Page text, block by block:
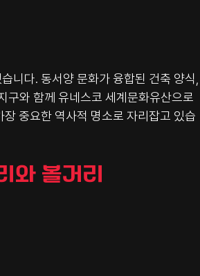
니다. 동서양 문화가 융합된 건축 양식,
구와 함께 유네스코 세계문화유산으로
중요한 역사적 명소로 자리잡고 있습
와 볼거리